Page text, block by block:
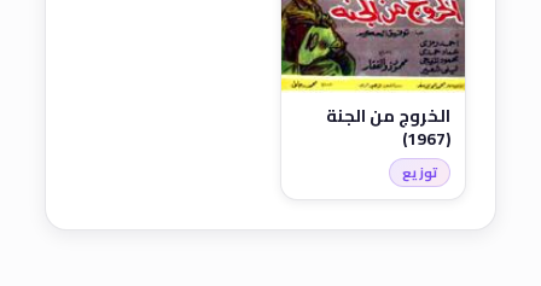
الخروج من الجنة
(1967)
توزيع